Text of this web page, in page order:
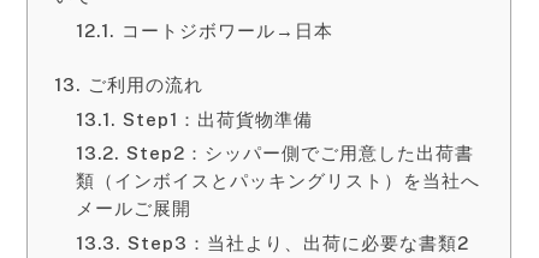
コートジボワール→日本
ご利用の流れ
Step1：出荷貨物準備
Step2：シッパー側でご用意した出荷書
類（インボイスとパッキングリスト）を当社へ
メールご展開
Step3：当社より、出荷に必要な書類2